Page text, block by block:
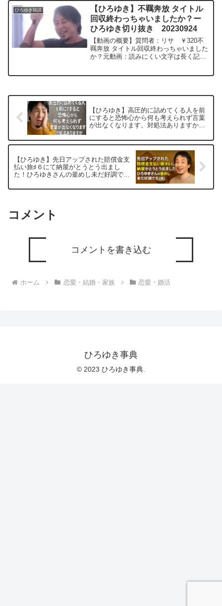
かず別居婚かのどちらかになります。付
いていけば私のキャリア...
ひろゆき雑談
【ひろゆき】不羈奔放 タイトル
回収終わっちゃいましたか？ー
ひろゆき切り抜き 20230924
【動画の概要】質問者：リサ ￥320不
羈奔放 タイトル回収終わっちゃいました
か？元動画：読みにくい文字は長く記憶
【ひろゆき】高圧的に詰めてくる人を前
にすると恐怖心から何も考えられず言葉
が出なくなります。対処法ありますか
【ひろゆき】先日アップされた賠償金支
払い旅♯６にて納屋がとうとう出まし
た！ひろゆきさんの釜めし未だ好調です
コメント
コメントを書き込む
ホーム 恋愛・結婚・家族 恋愛・婚活
ひろゆき事典
© 2023 ひろゆき事典.